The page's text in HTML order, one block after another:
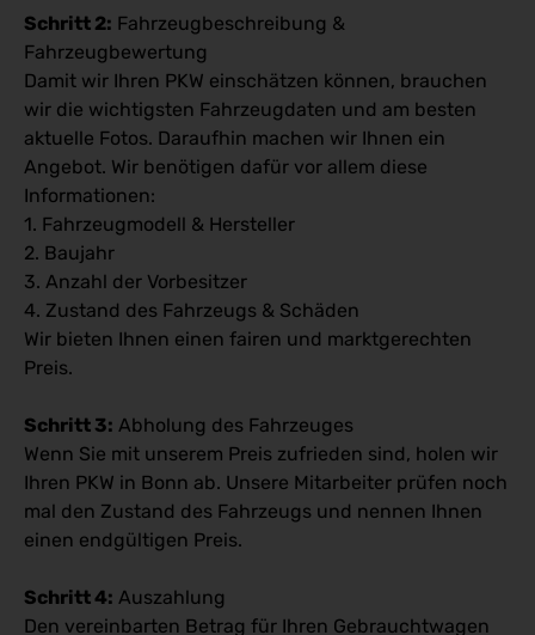
Schritt 2: Fahrzeugbeschreibung &
Fahrzeugbewertung
Damit wir Ihren PKW einschätzen können, brauchen
wir die wichtigsten Fahrzeugdaten und am besten
aktuelle Fotos. Daraufhin machen wir Ihnen ein
Angebot. Wir benötigen dafür vor allem diese
Informationen:
1. Fahrzeugmodell & Hersteller
2. Baujahr
3. Anzahl der Vorbesitzer
4. Zustand des Fahrzeugs & Schäden
Wir bieten Ihnen einen fairen und marktgerechten
Preis.
Schritt 3: Abholung des Fahrzeuges
Wenn Sie mit unserem Preis zufrieden sind, holen wir
Ihren PKW in Bonn ab. Unsere Mitarbeiter prüfen noch
mal den Zustand des Fahrzeugs und nennen Ihnen
einen endgültigen Preis.
Schritt 4: Auszahlung
Den vereinbarten Betrag für Ihren Gebrauchtwagen